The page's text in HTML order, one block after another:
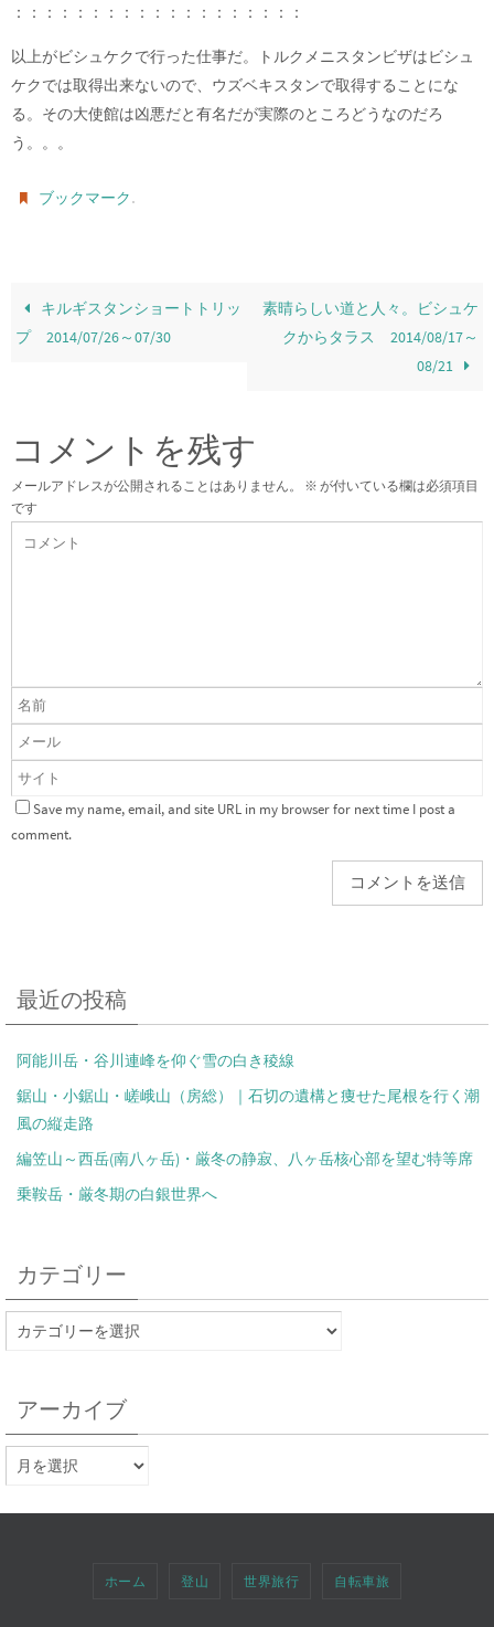
：：：：：：：：：：：：：：：：：：：
以上がビシュケクで行った仕事だ。トルクメニスタンビザはビシュ
ケクでは取得出来ないので、ウズベキスタンで取得することにな
る。その大使館は凶悪だと有名だが実際のところどうなのだろ
う。。。
ブックマーク.
キルギスタンショートトリッ
プ 2014/07/26～07/30
素晴らしい道と人々。ビシュケ
クからタラス 2014/08/17～
08/21
コメントを残す
メールアドレスが公開されることはありません。 ※ が付いている欄は必須項目
です
Save my name, email, and site URL in my browser for next time I post a
comment.
最近の投稿
阿能川岳・谷川連峰を仰ぐ雪の白き稜線
鋸山・小鋸山・嵯峨山（房総）｜石切の遺構と痩せた尾根を行く潮
風の縦走路
編笠山～西岳(南八ヶ岳)・厳冬の静寂、八ヶ岳核心部を望む特等席
乗鞍岳・厳冬期の白銀世界へ
カテゴリー
アーカイブ
ホーム 登山 世界旅行 自転車旅